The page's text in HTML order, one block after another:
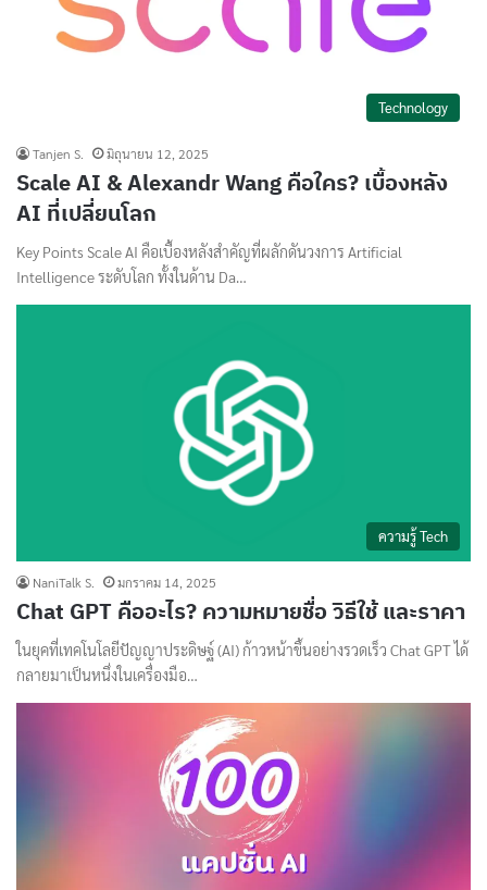
Technology
Tanjen S. มิถุนายน 12, 2025
Scale AI & Alexandr Wang คือใคร? เบื้องหลัง
AI ที่เปลี่ยนโลก
Key Points Scale AI คือเบื้องหลังสำคัญที่ผลักดันวงการ Artificial
Intelligence ระดับโลก ทั้งในด้าน Da…
ความรู้ Tech
NaniTalk S. มกราคม 14, 2025
Chat GPT คืออะไร? ความหมายชื่อ วิธีใช้ และราคา
ในยุคที่เทคโนโลยีปัญญาประดิษฐ์ (AI) ก้าวหน้าขึ้นอย่างรวดเร็ว Chat GPT ได้
กลายมาเป็นหนึ่งในเครื่องมือ…